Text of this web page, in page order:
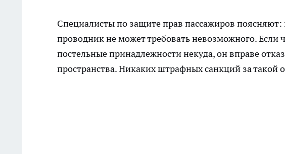
Специалисты по защите прав пассажиров
проводник не может требовать невозможного. Если
постельные принадлежности некуда, он вправе
пространства. Никаких штрафных санкций за такой